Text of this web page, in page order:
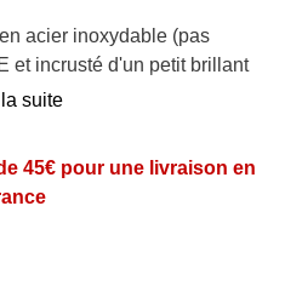
acier inoxydable (pas
et incrusté d'un petit brillant
la partie du dessous, et
dessus
suite
45€ pour une livraison en